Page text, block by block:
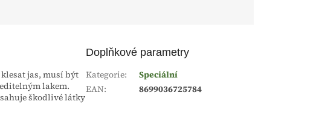
jas, musí být
lakem.
škodlivé látky
Doplňkové parametry
Kategorie:
Speciální
EAN: 8699036725784